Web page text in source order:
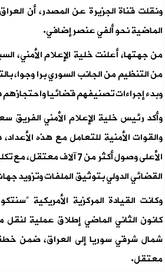
ونقلت قناة الجزيرة عن المصدر، أن
الماضية نحو ألفي عنصر إضافي.
من التنظيم من الجانب السوري برا وجوا،
وبدء إجراءات تصنيفهم قضائيا
وأكد رئيس خلية الإعلام الأمني الفريق
والقوات الأمنية للتعامل مع هذه
الأعلى وصول أكثر من 7 آلاف
القضائي الدولي بتوثيق الملفات وتزويد
كانون الثاني الماضي إطلاق عملية
معتقل.